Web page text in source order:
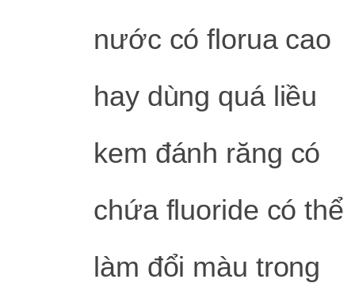
nước có florua cao
hay dùng quá liều
kem đánh răng có
chứa fluoride có thể
làm đổi màu trong